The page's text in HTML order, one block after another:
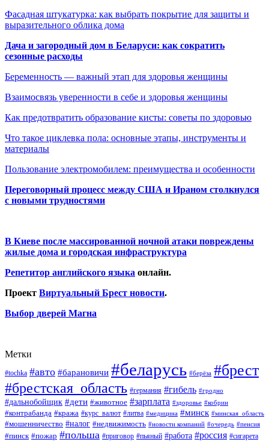
Фасадная штукатурка: как выбрать покрытие для защиты и
выразительного облика дома
Дача и загородный дом в Беларуси: как сократить
сезонные расходы
Беременность — важный этап для здоровья женщины
Взаимосвязь уверенности в себе и здоровья женщины
Как предотвратить образование кисты: советы по здоровью
Что такое циклевка пола: основные этапы, инструменты и
материалы
Пользование электромобилем: преимущества и особенности
Переговорный процесс между США и Ираном столкнулся
с новыми трудностями
В Киеве после массированной ночной атаки повреждены
жилые дома и городская инфраструктура
Репетитор английского языка онлайн.
Проект Виртуальный Брест новости.
Выбор дверей Магна
Метки
#tochka #авто #барановичи #беларусь #берёза #брест
#брестская_область #германия #гибель #гродно
#дальнобойщик #дети #животное #зарплата #здоровье #кобрин
#контрабанда #кража #курс_валют #литва #медицина #минск #минская_область
#мошенничество #налог #недвижимость #новости компаний #очередь #пенсия
#пинск #пожар #польша #приговор #пьяный #работа #россия #сигарета